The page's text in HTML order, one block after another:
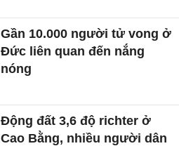
Gần 10.000 người tử vong ở
Đức liên quan đến nắng
nóng
Động đất 3,6 độ richter ở
Cao Bằng, nhiều người dân